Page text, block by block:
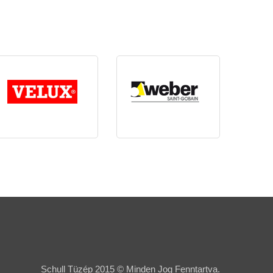
Schull Tüzép 2015 © Minden Jog Fenntartva.